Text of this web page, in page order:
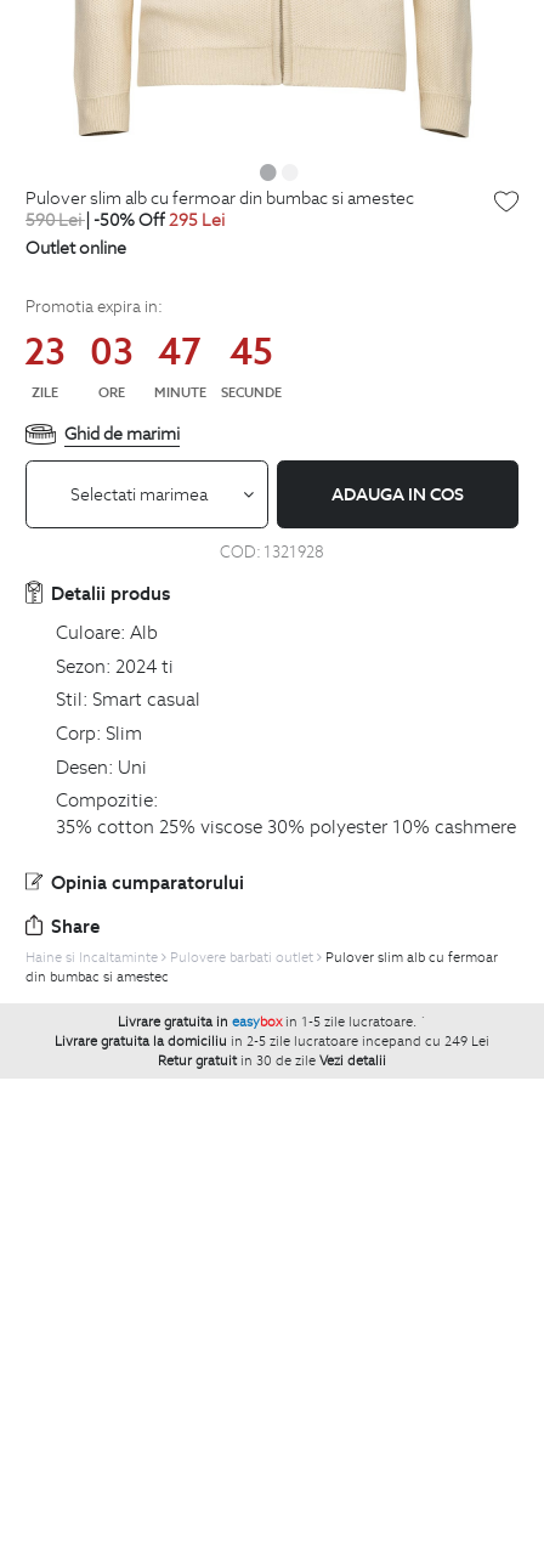
pulover slim alb cu fermoar din bumbac si amestec
590Lei| -50% Off295 Lei
Outlet online
Promotia expira in:
23
ZILE
03
ORE
47
MINUTE
44
SECUNDE
Ghid de marimi
Selectati marimea ADAUGA IN COS
COD: 1321928
Detalii produs
Culoare: Alb
Sezon: 2024 ti
Stil: Smart casual
Corp: Slim
Desen: Uni
Compozitie:
35% cotton 25% viscose 30% polyester 10% cashmere
Opinia cumparatorului
Share
Haine si Incaltaminte Pulovere barbati outlet
Pulover slim alb cu fermoar
din bumbac si amestec
Livrare gratuita in easybox in 1-5 zile lucratoare. `
Livrare gratuita la domiciliu in 2-5 zile lucratoare incepand cu 249 Lei
Retur gratuit in 30 de zile Vezi detalii